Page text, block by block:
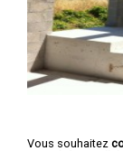
Vous souhaitez